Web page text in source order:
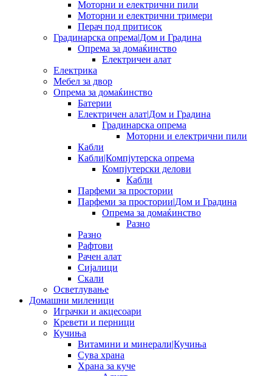
Моторни и електрични пили
Моторни и електрични тримери
Перач под притисок
Градинарска опрема|Дом и Градина
Опрема за домаќинство
Електричен алат
Електрика
Мебел за двор
Опрема за домаќинство
Батерии
Електричен алат|Дом и Градина
Градинарска опрема
Моторни и електрични пили
Кабли
Кабли|Компјутерска опрема
Компјутерски делови
Кабли
Парфеми за простории
Парфеми за простории|Дом и Градина
Опрема за домаќинство
Разно
Разно
Рафтови
Рачен алат
Сијалици
Скали
Осветлување
Домашни миленици
Играчки и акцесоари
Кревети и перници
Кучиња
Витамини и минерали|Кучиња
Сува храна
Храна за куче